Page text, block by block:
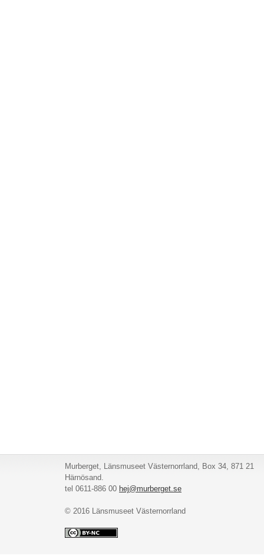
Murberget, Länsmuseet Västernorrland, Box 34, 871 21
Härnösand.
tel 0611-886 00 hej@murberget.se
© 2016 Länsmuseet Västernorrland